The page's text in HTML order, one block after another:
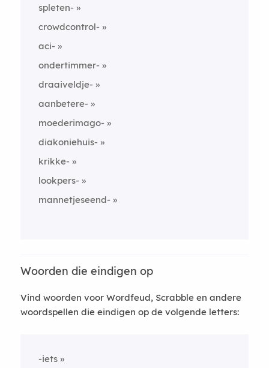
spleten-
crowdcontrol-
aci-
ondertimmer-
draaiveldje-
aanbetere-
moederimago-
diakoniehuis-
krikke-
lookpers-
mannetjeseend-
Woorden die eindigen op
Vind woorden voor Wordfeud, Scrabble en andere
woordspellen die eindigen op de volgende letters:
-iets